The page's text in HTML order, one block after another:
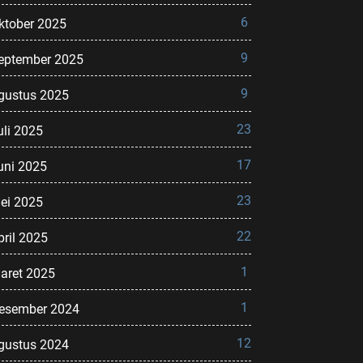
2025 6
2025 9
2025 9
2025 23
2025 17
2025 23
2025 22
2025 1
2024 1
2024 12